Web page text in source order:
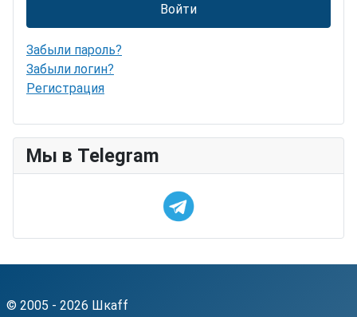
Войти
Забыли пароль?
Забыли логин?
Регистрация
Мы в Telegram
© 2005 - 2026 Шкаff